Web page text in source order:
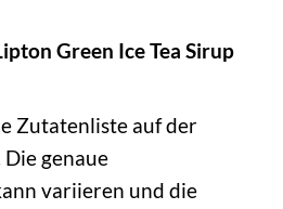
Green Ice Tea Sirup
Zutatenliste auf der
genaue
variieren und die